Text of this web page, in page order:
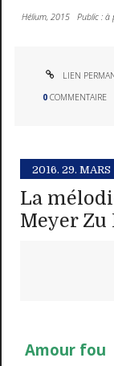
Hélium, 2015 Public : à
LIEN
0 COMMENTAIRE
2016. 29. MARS
La
Meyer
Amour fou